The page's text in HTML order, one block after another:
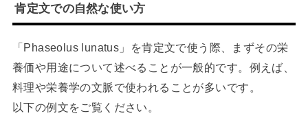
肯定文での自然な使い方
「Phaseolus lunatus」を肯定文で使う際、まずその栄
養価や用途について述べることが一般的です。例えば、
料理や栄養学の文脈で使われることが多いです。
以下の例文をご覧ください。